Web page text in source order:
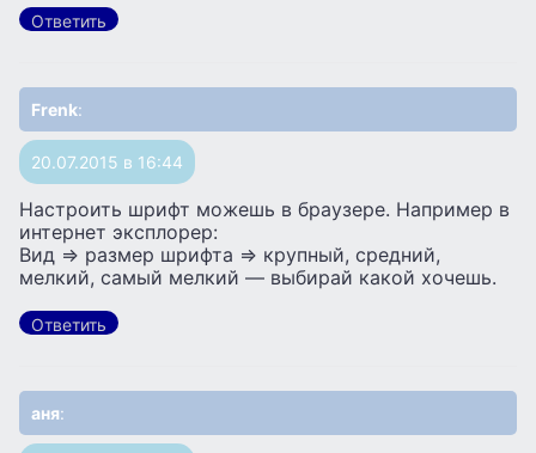
Ответить
Frenk:
20.07.2015 в 16:44
Настроить шрифт можешь в браузере. Например в
интернет эксплорер:
Вид => размер шрифта => крупный, средний,
мелкий, самый мелкий — выбирай какой хочешь.
Ответить
аня: